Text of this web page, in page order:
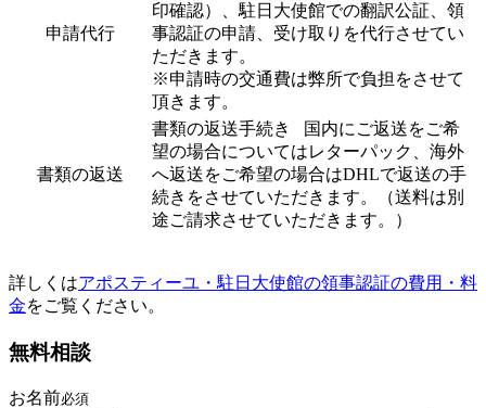
申請代行
印確認）、駐日大使館での翻訳公証、領
事認証の申請、受け取りを代行させてい
ただきます。
※申請時の交通費は弊所で負担をさせて
頂きます。
書類の返送
書類の返送手続き 国内にご返送をご希
望の場合についてはレターパック、海外
へ返送をご希望の場合はDHLで返送の手
続きをさせていただきます。（送料は別
途ご請求させていただきます。）
詳しくはアポスティーユ・駐日大使館の領事認証の費用・料
金をご覧ください。
無料相談
お名前必須